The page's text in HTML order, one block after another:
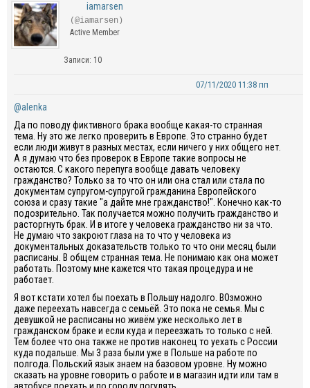
iamarsen
(@iamarsen)
Active Member
Записи: 10
07/11/2020 11:38 пп
@alenka
Да по поводу фиктивного брака вообще какая-то странная
тема. Ну это же легко проверить в Европе. Это странно будет
если люди живут в разных местах, если ничего у них общего нет.
А я думаю что без проверок в Европе такие вопросы не
остаются. С какого перепуга вообще давать человеку
гражданство? Только за то что он или она стал или стала по
документам супругом-супругой гражданина Европейского
союза и сразу такие "а дайте мне гражданство!". Конечно как-то
подозрительно. Так получается можно получить гражданство и
расторгнуть брак. И в итоге у человека гражданство ни за что.
Не думаю что закроют глаза на то что у человека из
документальных доказательств только то что они месяц были
расписаны. В общем странная тема. Не понимаю как она может
работать. Поэтому мне кажется что такая процедура и не
работает.
Я вот кстати хотел бы поехать в Польшу надолго. ВОзможно
даже переехать навсегда с семьёй. Это пока не семья. Мы с
девушкой не расписаны но живём уже несколько лет в
гражданском браке и если куда и переезжать то только с ней.
Тем более что она также не против наконец то уехать с России
куда подальше. Мы 3 раза были уже в Польше на работе по
полгода. Польский язык знаем на базовом уровне. Ну можно
сказать на уровне говорить о работе и в магазин идти или там в